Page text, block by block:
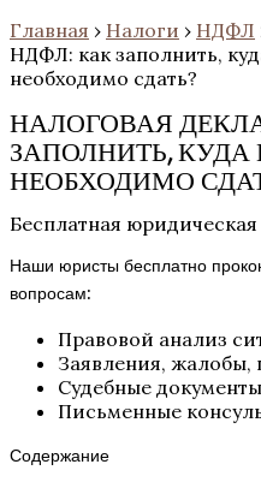
Главная › Налоги › НДФЛ
НДФЛ: как заполнить,
необходимо сдать?
НАЛОГОВАЯ
ЗАПОЛНИТЬ,
НЕОБХОДИМО
Бесплатная
Наши юристы бесплатно
вопросам:
Правовой анализ
Заявления, жалобы,
Судебные документы
Письменные
Содержание